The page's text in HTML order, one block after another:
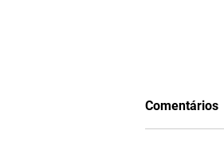
Comentários